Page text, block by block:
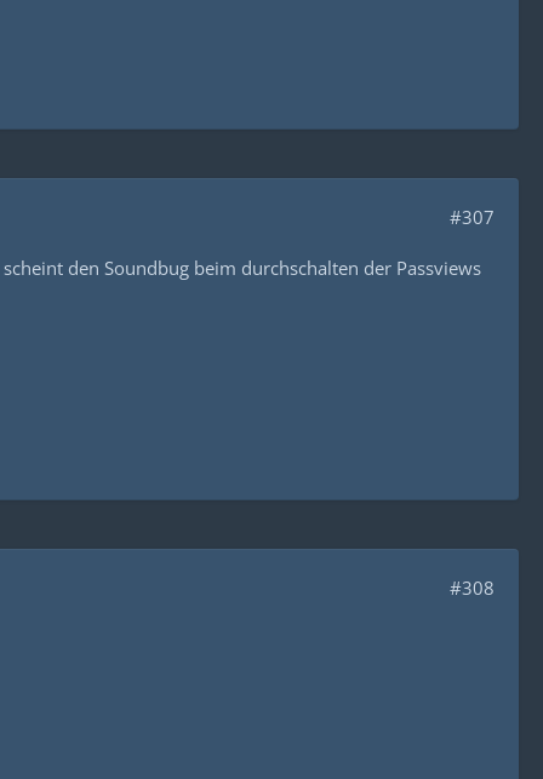
#307
den Soundbug beim durchschalten der Passviews
#308